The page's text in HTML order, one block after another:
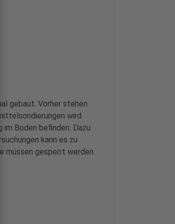
gebaut. Vorher stehen
wird
Boden befinden. Dazu
kann es zu
müssen gesperrt werden.